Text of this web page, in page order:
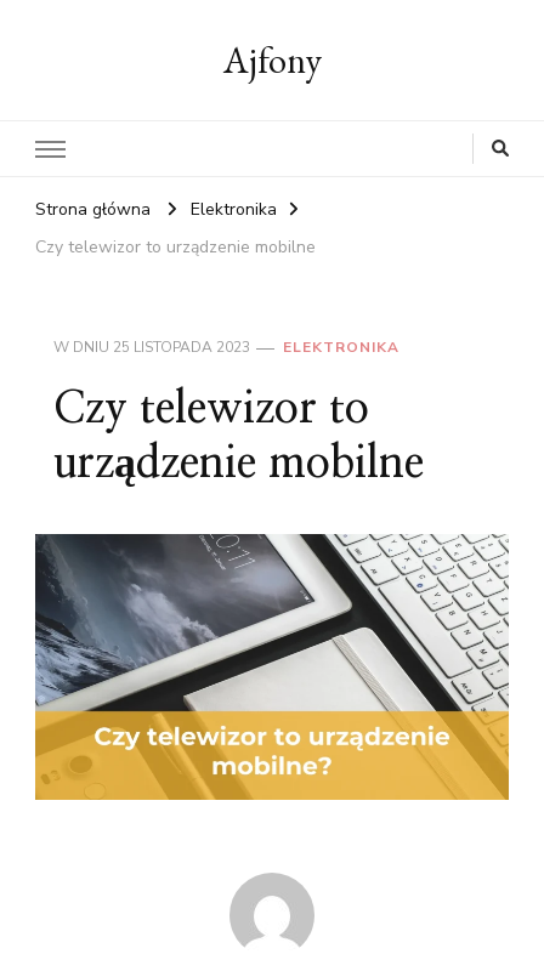
Ajfony
Strona główna
Elektronika
Czy telewizor to urządzenie mobilne
W DNIU 25 LISTOPADA 2023 ELEKTRONIKA
Czy telewizor to
urządzenie mobilne